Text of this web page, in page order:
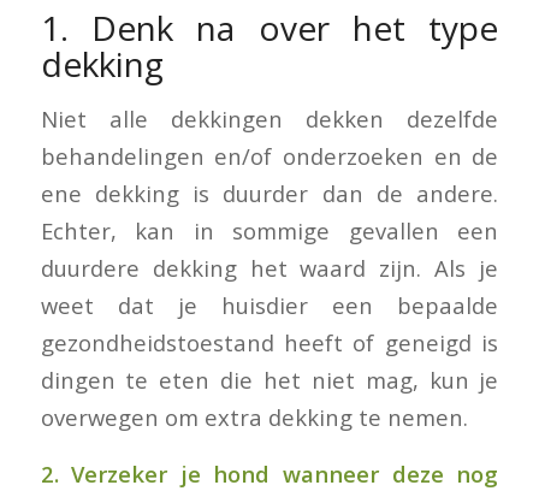
1. Denk na over het type
dekking
Niet alle dekkingen dekken dezelfde
behandelingen en/of onderzoeken en de
ene dekking is duurder dan de andere.
Echter, kan in sommige gevallen een
duurdere dekking het waard zijn. Als je
weet dat je huisdier een bepaalde
gezondheidstoestand heeft of geneigd is
dingen te eten die het niet mag, kun je
overwegen om extra dekking te nemen.
2. Verzeker je hond wanneer deze nog